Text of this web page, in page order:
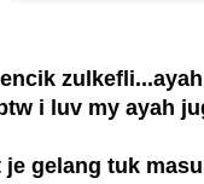
i luv my ayah
gelang tuk